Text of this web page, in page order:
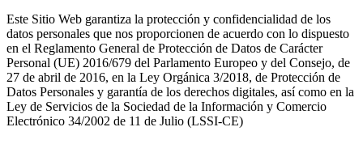
Este Sitio Web garantiza la protección y confidencialidad de los
datos personales que nos proporcionen de acuerdo con lo dispuesto
en el Reglamento General de Protección de Datos de Carácter
Personal (UE) 2016/679 del Parlamento Europeo y del Consejo, de
27 de abril de 2016, en la Ley Orgánica 3/2018, de Protección de
Datos Personales y garantía de los derechos digitales, así como en la
Ley de Servicios de la Sociedad de la Información y Comercio
Electrónico 34/2002 de 11 de Julio (LSSI-CE)